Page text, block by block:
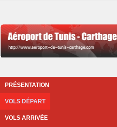
PRÉSENTATION
VOLS DÉPART
VOLS ARRIVÉE